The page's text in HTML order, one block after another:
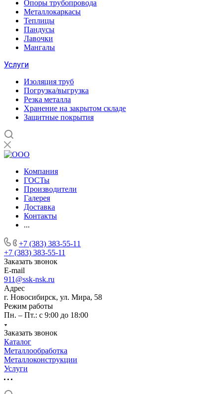
Опоры трубопровода
Металлокаркасы
Теплицы
Пандусы
Лавочки
Мангалы
Услуги
Изоляция труб
Погрузка/выгрузка
Резка металла
Хранение на закрытом складе
Защитные покрытия
Компания
ГОСТы
Производители
Галерея
Доставка
Контакты
...
+7 (383) 383-55-11
+7 (383) 383-55-11
Заказать звонок
E-mail
911@ssk-nsk.ru
Адрес
г. Новосибирск, ул. Мира, 58
Режим работы
Пн. – Пт.: с 9:00 до 18:00
Заказать звонок
Каталог
Металлообработка
Металлоконструкции
Услуги